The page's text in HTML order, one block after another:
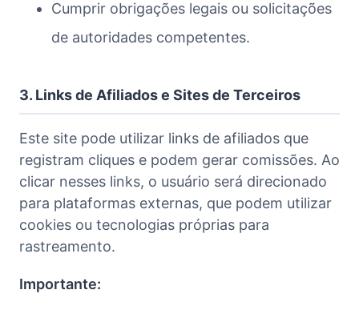
Cumprir obrigações legais ou solicitações
de autoridades competentes.
3. Links de Afiliados e Sites de Terceiros
Este site pode utilizar links de afiliados que
registram cliques e podem gerar comissões. Ao
clicar nesses links, o usuário será direcionado
para plataformas externas, que podem utilizar
cookies ou tecnologias próprias para
rastreamento.
Importante: